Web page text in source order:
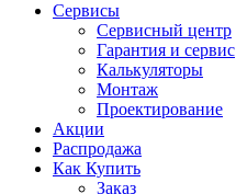
Сервисы
Сервисный центр
Гарантия и сервис
Калькуляторы
Монтаж
Проектирование
Акции
Распродажа
Как Купить
Заказ